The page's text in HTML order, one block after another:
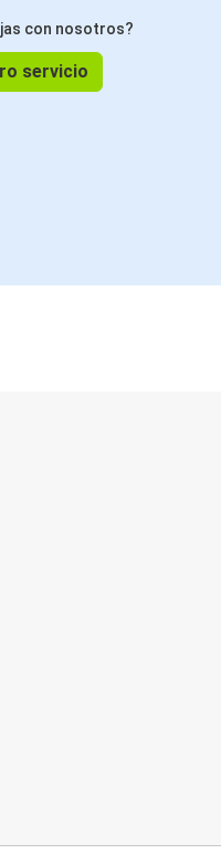
con nosotros?
servicio